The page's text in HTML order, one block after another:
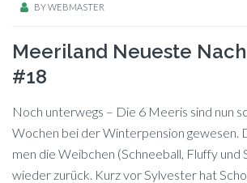
BYWEBMASTER
Meeriland Neueste
#18
Noch unterwegs – Die 6 Mee­ris sind nun
Wo­chen bei der Win­ter­pen­si­on
men die Weib­chen (Schnee­ball, Fluffy und
wie­der zurück. Kurz vor Syl­ves­ter hat